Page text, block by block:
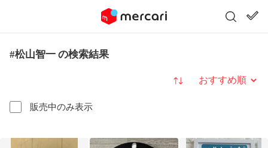
#松山智一 の検索結果
販売中のみ表示
並び替え